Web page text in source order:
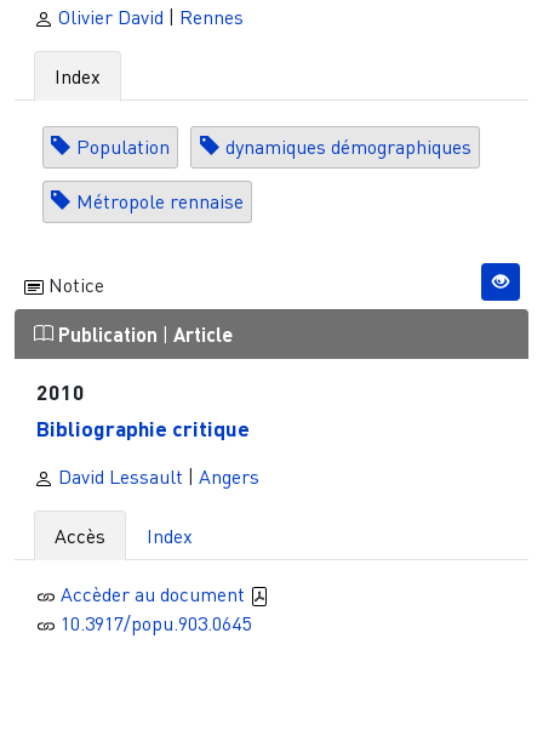
Olivier David | Rennes
Index
Population dynamiques démographiques
Métropole rennaise
Notice
Publication | Article
2010
Bibliographie critique
David Lessault | Angers
Accès Index
Accèder au document
10.3917/popu.903.0645